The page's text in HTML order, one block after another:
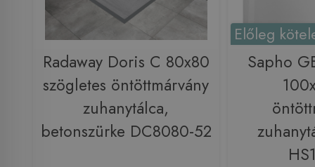
Radaway Doris C 80x80
szögletes öntöttmárvány
zuhanytálca,
betonszürke DC8080-52
Előleg
Sapho